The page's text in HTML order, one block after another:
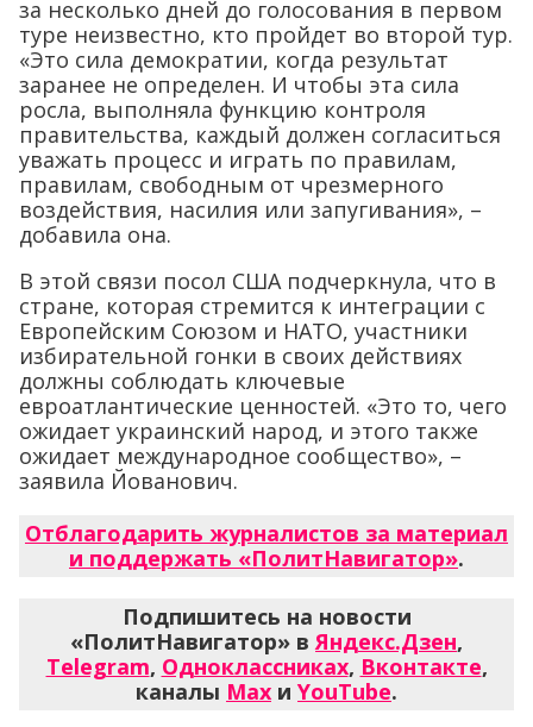
за несколько дней до голосования в первом
туре неизвестно, кто пройдет во второй тур.
«Это сила демократии, когда результат
заранее не определен. И чтобы эта сила
росла, выполняла функцию контроля
правительства, каждый должен согласиться
уважать процесс и играть по правилам,
правилам, свободным от чрезмерного
воздействия, насилия или запугивания», –
добавила она.
В этой связи посол США подчеркнула, что в
стране, которая стремится к интеграции с
Европейским Союзом и НАТО, участники
избирательной гонки в своих действиях
должны соблюдать ключевые
евроатлантические ценностей. «Это то, чего
ожидает украинский народ, и этого также
ожидает международное сообщество», –
заявила Йованович.
Отблагодарить журналистов за материал
и поддержать «ПолитНавигатор».
Подпишитесь на новости
«ПолитНавигатор» вЯндекс.Дзен,
Telegram, Одноклассниках, Вконтакте,
каналы Max и YouTube.